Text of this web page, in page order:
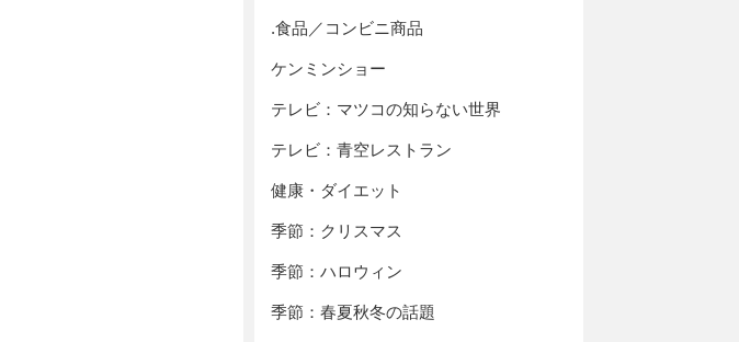
.食品／コンビニ商品
ケンミンショー
テレビ：マツコの知らない世界
テレビ：青空レストラン
健康・ダイエット
季節：クリスマス
季節：ハロウィン
季節：春夏秋冬の話題